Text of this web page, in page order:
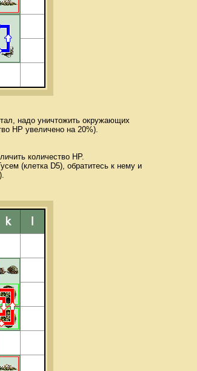
надо уничтожить окружающих
HP увеличено на 20%).
количество HP.
(клетка D5), обратитесь к нему и